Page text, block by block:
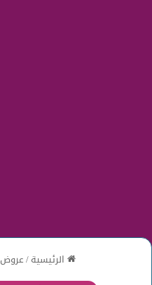
الرئيسية/عروض extra السعودية اليوم